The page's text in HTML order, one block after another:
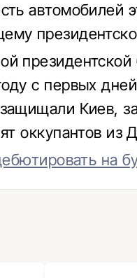
автомобилей
президентской
с первых
Киев,
оккупантов из
на